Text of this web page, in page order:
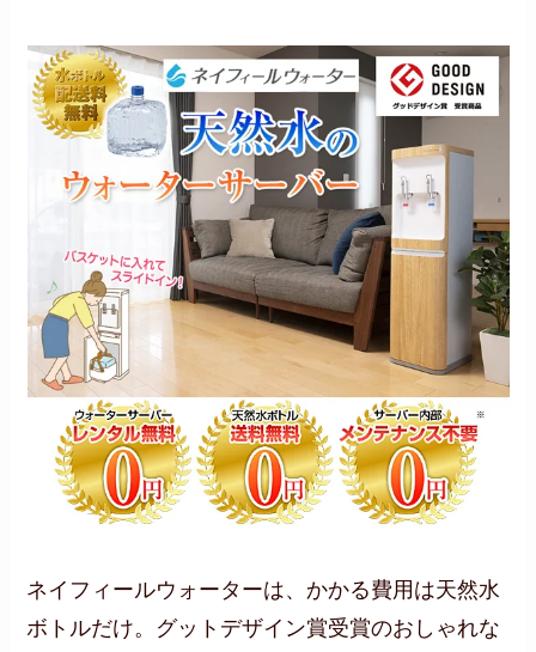
ネイフィールウォーターは、かかる費用は天然水
ボトルだけ。グットデザイン賞受賞のおしゃれな